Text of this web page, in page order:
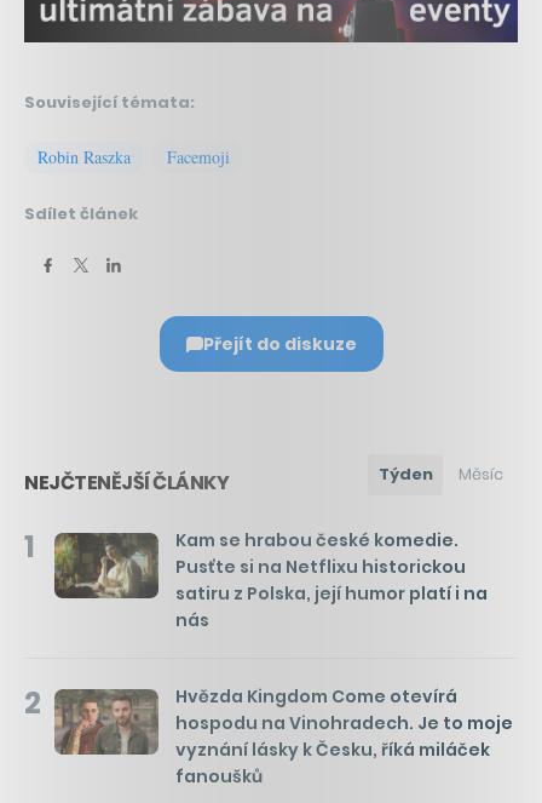
Související témata:
Robin Raszka Facemoji
Sdílet článek
Přejít do diskuze
NEJČTENĚJŠÍ ČLÁNKY Týden Měsíc
1
Kam se hrabou české komedie.
Pusťte si na Netflixu historickou
satiru z Polska, její humor platí i na
nás
2
Hvězda Kingdom Come otevírá
hospodu na Vinohradech. Je to moje
vyznání lásky k Česku, říká miláček
fanoušků